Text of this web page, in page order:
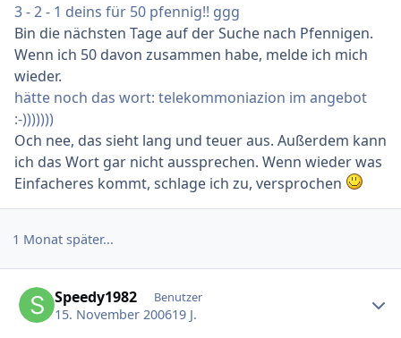
3 - 2 - 1 deins für 50 pfennig!! ggg
Bin die nächsten Tage auf der Suche nach Pfennigen.
Wenn ich 50 davon zusammen habe, melde ich mich
wieder.
hätte noch das wort: telekommoniazion im angebot
:-)))))))
Och nee, das sieht lang und teuer aus. Außerdem kann
ich das Wort gar nicht aussprechen. Wenn wieder was
Einfacheres kommt, schlage ich zu, versprochen
1 Monat später...
Speedy1982 Benutzer
15. November 200619 J.